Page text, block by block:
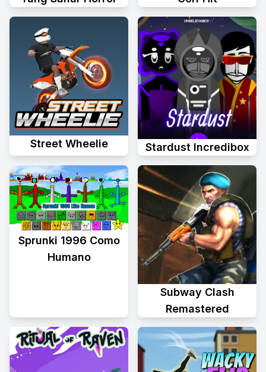
Street Wheelie Stardust Incredibox
Sprunki 1996 Como
Humano
Subway Clash
Remastered